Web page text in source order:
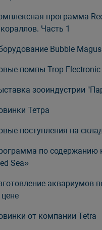
программа
Часть 1
Bubble Magus
помпы Trop Electronic
зооиндустрии
Тетра
поступления на
по содержанию
Sea»
аквариумов
от компании Tetra